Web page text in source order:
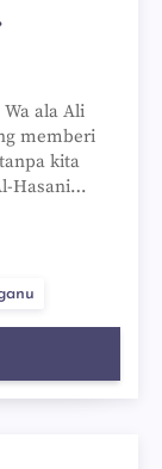
ala Ali
memberi
kita
Hasani…